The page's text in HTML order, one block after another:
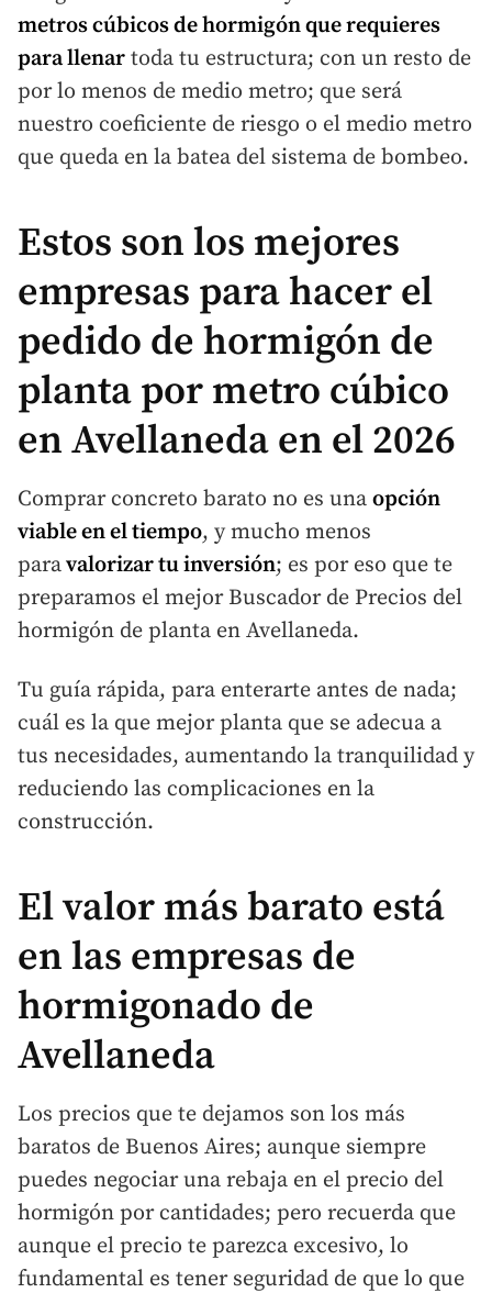
metros cúbicos de hormigón que requieres
para llenar toda tu estructura; con un resto de
por lo menos de medio metro; que será
nuestro coeficiente de riesgo o el medio metro
que queda en la batea del sistema de bombeo.
Estos son los mejores
empresas para hacer el
pedido de hormigón de
planta por metro cúbico
en Avellaneda en el 2026
Comprar concreto barato no es una opción
viable en el tiempo, y mucho menos
paravalorizar tu inversión; es por eso que te
preparamos el mejor Buscador de Precios del
hormigón de planta en Avellaneda.
Tu guía rápida, para enterarte antes de nada;
cuál es la que mejor planta que se adecua a
tus necesidades, aumentando la tranquilidad y
reduciendo las complicaciones en la
construcción.
El valor más barato está
en las empresas de
hormigonado de
Avellaneda
Los precios que te dejamos son los más
baratos de Buenos Aires; aunque siempre
puedes negociar una rebaja en el precio del
hormigón por cantidades; pero recuerda que
aunque el precio te parezca excesivo, lo
fundamental es tener seguridad de que lo que